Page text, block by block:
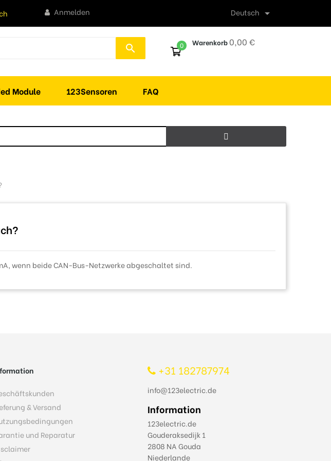
Deutsch 
Anmelden
search Warenkorb0,00 €
0
Module 123Sensoren FAQ
wenn beide CAN-Bus-Netzwerke abgeschaltet sind.
& Versand
und Reparatur
+31 182787974
info@123electric.de
Information
123electric.de
Gouderaksedijk 1
2808 NA Gouda
Niederlande